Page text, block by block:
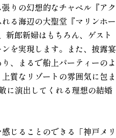
りの幻想的なチャペル『アク
る海辺の大聖堂『マリンホー
新郎新婦はもちろん、ゲスト
を実現します。また、披露宴
、まるで船上パーティーのよ
質なリゾートの雰囲気に包ま
に演出してくれる理想の結婚
じることのできる「神戸メリ